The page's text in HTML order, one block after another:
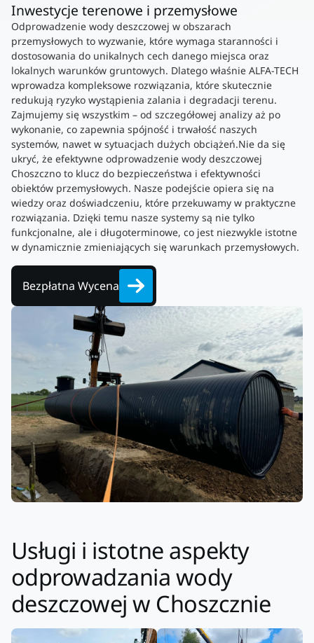
Inwestycje terenowe i przemysłowe
Odprowadzenie wody deszczowej w obszarach
przemysłowych to wyzwanie, które wymaga staranności i
dostosowania do unikalnych cech danego miejsca oraz
lokalnych warunków gruntowych. Dlatego właśnie ALFA-TECH
wprowadza kompleksowe rozwiązania, które skutecznie
redukują ryzyko wystąpienia zalania i degradacji terenu.
Zajmujemy się wszystkim – od szczegółowej analizy aż po
wykonanie, co zapewnia spójność i trwałość naszych
systemów, nawet w sytuacjach dużych obciążeń.Nie da się
ukryć, że efektywne odprowadzenie wody deszczowej
Choszczno to klucz do bezpieczeństwa i efektywności
obiektów przemysłowych. Nasze podejście opiera się na
wiedzy oraz doświadczeniu, które przekuwamy w praktyczne
rozwiązania. Dzięki temu nasze systemy są nie tylko
funkcjonalne, ale i długoterminowe, co jest niezwykle istotne
w dynamicznie zmieniających się warunkach przemysłowych.
Bezpłatna Wycena
Usługi i istotne aspekty
odprowadzania wody
deszczowej w Choszcznie